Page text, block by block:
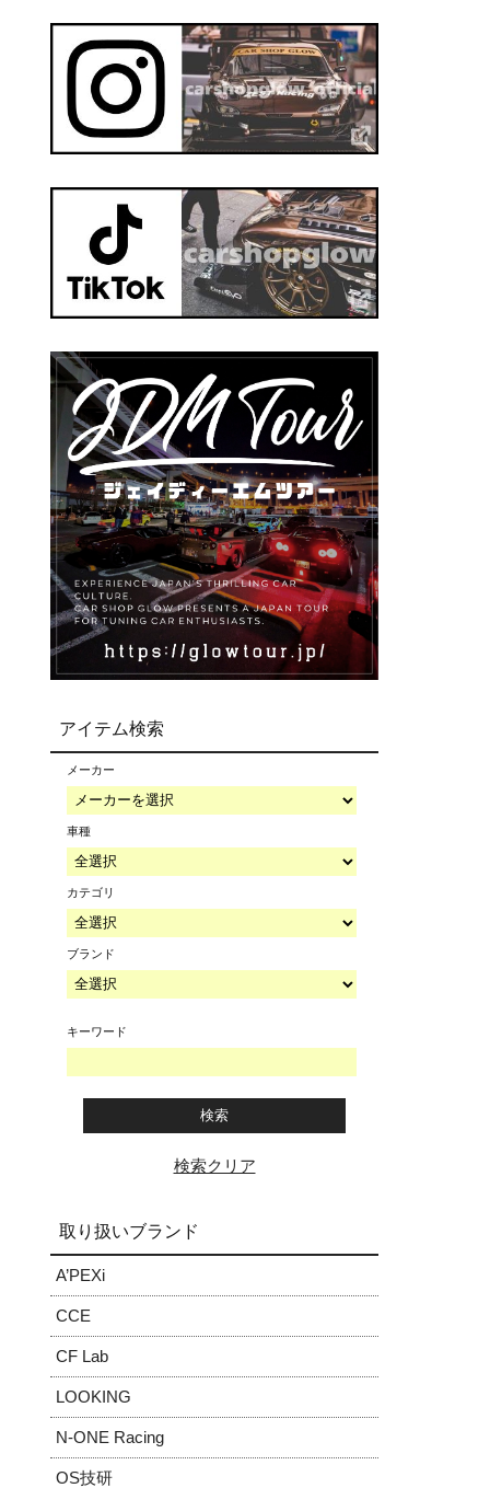
アイテム検索
メーカー
車種
カテゴリ
ブランド
キーワード
検索クリア
取り扱いブランド
A’PEXi
CCE
CF Lab
LOOKING
N-ONE Racing
OS技研